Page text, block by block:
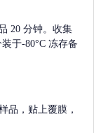
20 分钟。收集
于-80°C 冻存备
品，贴上覆膜，